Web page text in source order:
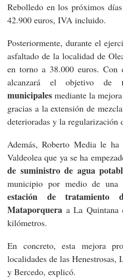
Rebolledo en los próximos
42.900 euros, IVA incluido.
Posteriormente, durante el
asfaltado de la localidad de
en torno a 38.000 euros. Con
alcanzará el objetivo de
municipales mediante la
gracias a la extensión de
deterioradas y la regularización
Además, Roberto Media le
Valdeolea que ya se ha
de suministro de agua
municipio por medio de una
estación de
tratamiento
Mataporquera a La Quintana
kilómetros.
En concreto, esta mejora
localidades de las
y Bercedo, explicó.